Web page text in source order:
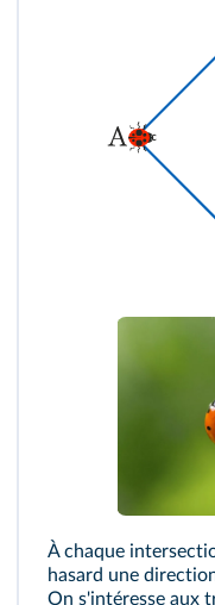
À chaque
hasard une
On s'intéresse aux